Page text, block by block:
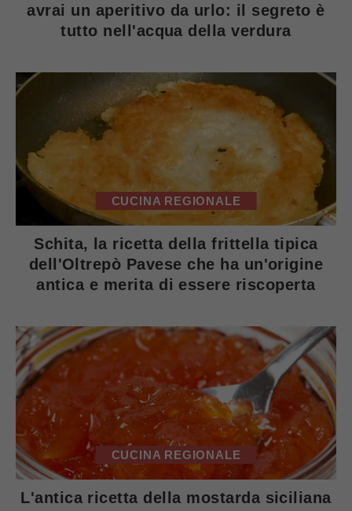
avrai un aperitivo da urlo: il segreto è
tutto nell'acqua della verdura
CUCINA REGIONALE
Schita, la ricetta della frittella tipica
dell'Oltrepò Pavese che ha un'origine
antica e merita di essere riscoperta
CUCINA REGIONALE
L'antica ricetta della mostarda siciliana